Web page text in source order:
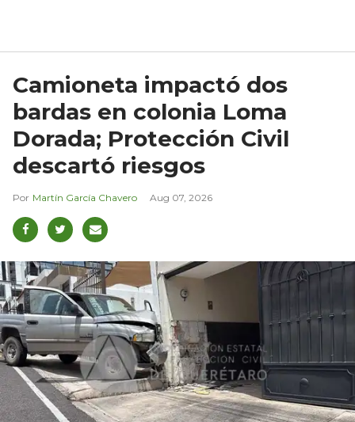
Camioneta impactó dos
bardas en colonia Loma
Dorada; Protección Civil
descartó riesgos
Martín García Chavero Aug 07, 2026